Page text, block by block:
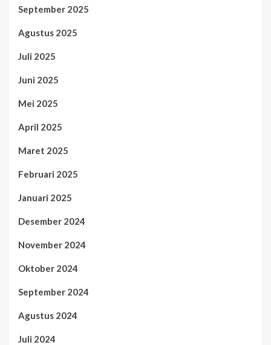
September 2025
Agustus 2025
Juli 2025
Juni 2025
Mei 2025
April 2025
Maret 2025
Februari 2025
Januari 2025
Desember 2024
November 2024
Oktober 2024
September 2024
Agustus 2024
Juli 2024